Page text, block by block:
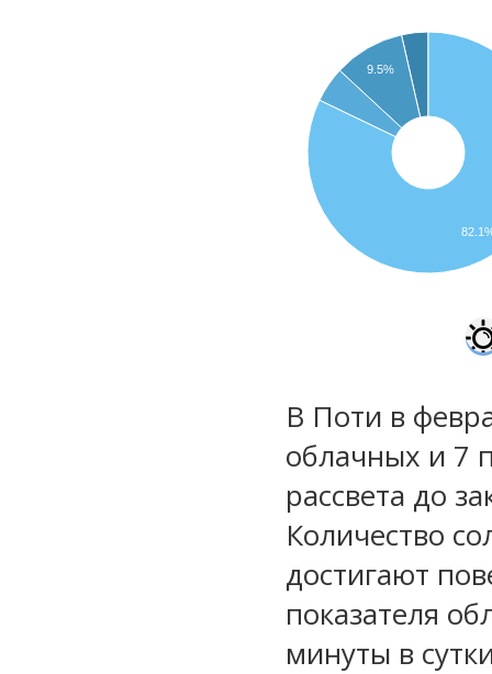
9.5%
В Поти в
облачных и 7
рассвета до
Количество
достигают
показателя
минуты в